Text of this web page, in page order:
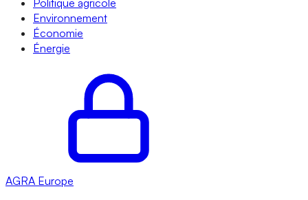
Politique agricole
Environnement
Économie
Énergie
AGRA Europe